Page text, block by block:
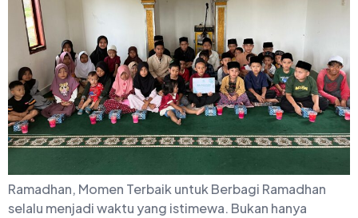
Ramadhan, Momen Terbaik untuk Berbagi Ramadhan
selalu menjadi waktu yang istimewa. Bukan hanya